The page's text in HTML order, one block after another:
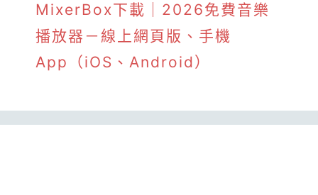
MixerBox下載｜2026免費音樂
播放器－線上網頁版、手機
App（iOS、Android）